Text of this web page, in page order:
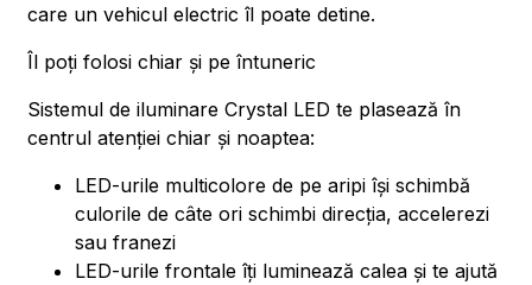
care un vehicul electric îl poate detine.
Îl poți folosi chiar și pe întuneric
Sistemul de iluminare Crystal LED te plasează în
centrul atenției chiar și noaptea:
LED-urile multicolore de pe aripi își schimbă
culorile de câte ori schimbi direcția, accelerezi
sau franezi
LED-urile frontale îți luminează calea și te ajută